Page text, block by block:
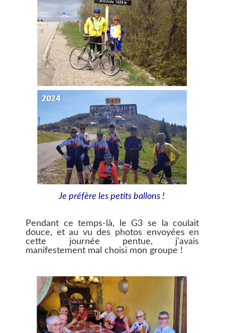
Je préfère les petits ballons !
Pendant ce temps-là, le G3 se la coulait
douce, et au vu des photos envoyées en
cette journée pentue, j'avais
manifestement mal choisi mon groupe !